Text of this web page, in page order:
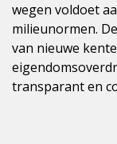
wegen voldoet
milieunormen.
van nieuwe
transparant en